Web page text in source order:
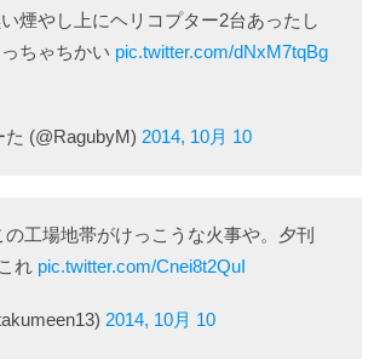
煙やし上にヘリコプター2台あったし
ちゃちかい pic.twitter.com/dNxM7tqBg
(@RagubyM) 2014, 10月 10
工場地帯がけっこうな火事や。夕刊
れ pic.twitter.com/Cnei8t2QuI
2014, 10月 10